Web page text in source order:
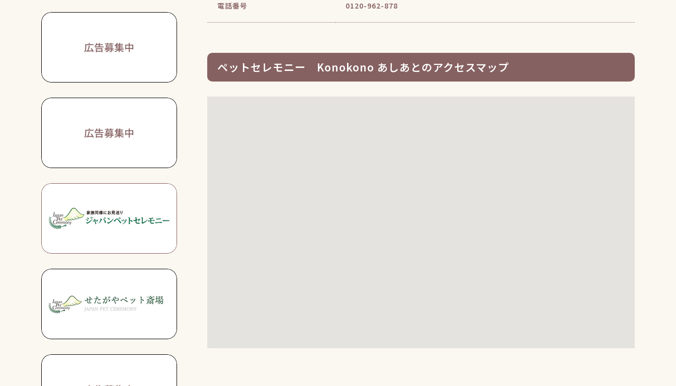
電話番号 0120-962-878
ペットセレモニー Konokono あしあとのアクセスマップ